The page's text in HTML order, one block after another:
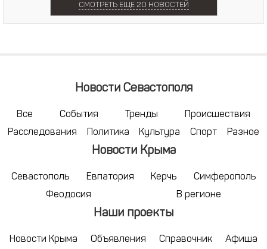
СМОТРЕТЬ ЕЩЕ 20 НОВОСТЕЙ
Новости Севастополя
Все События Тренды
Происшествия
Расследования
Политика Культура Спорт Разное
Новости Крыма
Севастополь Евпатория Керчь
Симферополь
Феодосия
В регионе
Наши проекты
Новости Крыма Объявления Справочник
Афиша